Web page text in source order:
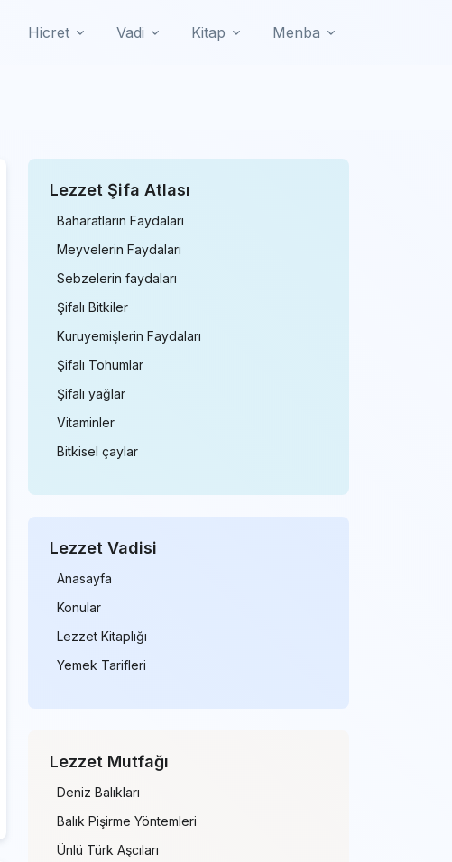
Hicret Vadi Kitap Menba
Lezzet Şifa Atlası
Baharatların Faydaları
Meyvelerin Faydaları
Sebzelerin faydaları
Şifalı Bitkiler
Kuruyemişlerin Faydaları
Şifalı Tohumlar
Şifalı yağlar
Vitaminler
Bitkisel çaylar
Lezzet Vadisi
Anasayfa
Konular
Lezzet Kitaplığı
Yemek Tarifleri
Lezzet Mutfağı
Deniz Balıkları
Balık Pişirme Yöntemleri
Ünlü Türk Aşcıları